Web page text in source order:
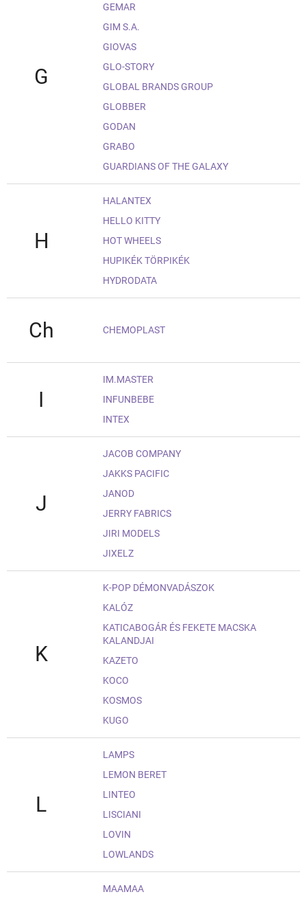
G
GEMAR
GIM S.A.
GIOVAS
GLO-STORY
GLOBAL BRANDS GROUP
GLOBBER
GODAN
GRABO
GUARDIANS OF THE GALAXY
H
HALANTEX
HELLO KITTY
HOT WHEELS
HUPIKÉK TÖRPIKÉK
HYDRODATA
Ch CHEMOPLAST
I
IM.MASTER
INFUNBEBE
INTEX
J
JACOB COMPANY
JAKKS PACIFIC
JANOD
JERRY FABRICS
JIRI MODELS
JIXELZ
K
K-POP DÉMONVADÁSZOK
KALÓZ
KATICABOGÁR ÉS FEKETE MACSKA
KALANDJAI
KAZETO
KOCO
KOSMOS
KUGO
L
LAMPS
LEMON BERET
LINTEO
LISCIANI
LOVIN
LOWLANDS
MAAMAA